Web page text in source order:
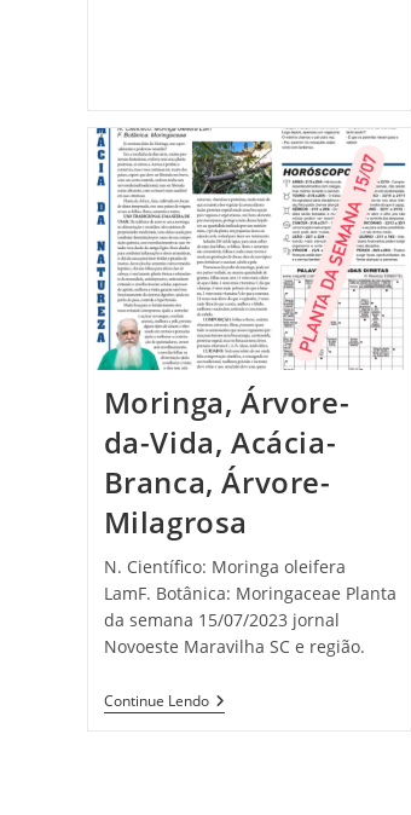
Moringa, Árvore-
da-Vida, Acácia-
Branca, Árvore-
Milagrosa
N. Científico: Moringa oleifera
LamF. Botânica: Moringaceae Planta
da semana 15/07/2023 jornal
Novoeste Maravilha SC e região.
Continue LendoMoringa,
Árvore-